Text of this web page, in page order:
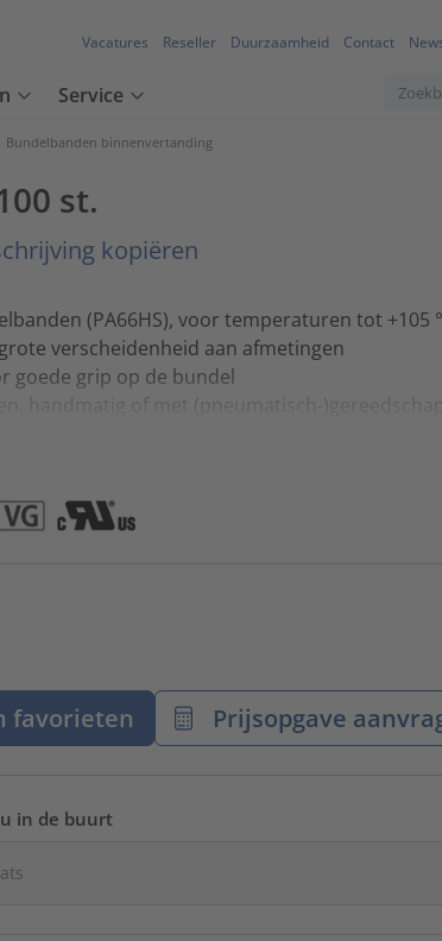
Vacatures Reseller Duurzaamheid Contact
Service
Bundelbanden binnenvertanding
st.
kopiëren
(PA66HS), voor temperaturen tot +105
verscheidenheid aan afmetingen
goede grip op de bundel
handmatig of met (pneumatisch-)gereedschap
favorieten Prijsopgave
in de buurt